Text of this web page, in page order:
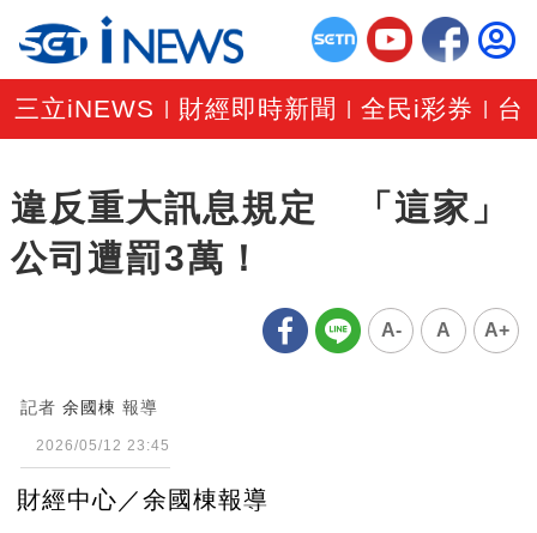
三立iNEWS 財經即時新聞 |全民i彩券 台
違反重大訊息規定 「這家」
公司遭罰3萬！
A- A A+
記者 余國棟 報導
2026/05/12 23:45
財經中心／余國棟報導